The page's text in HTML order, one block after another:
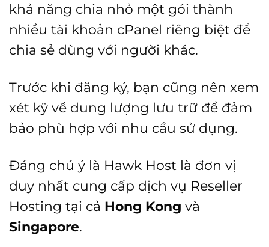
khả năng chia nhỏ một gói thành
nhiều tài khoản cPanel riêng biệt để
chia sẻ dùng với người khác.
Trước khi đăng ký, bạn cũng nên xem
xét kỹ về dung lượng lưu trữ để đảm
bảo phù hợp với nhu cầu sử dụng.
Đáng chú ý là Hawk Host là đơn vị
duy nhất cung cấp dịch vụ Reseller
Hosting tại cả Hong Kong và
Singapore.